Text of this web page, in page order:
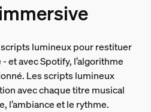
lumineux pour restituer
et avec Spotify, l’algorithme
Les scripts lumineux
avec chaque titre musical
l’ambiance et le rythme.